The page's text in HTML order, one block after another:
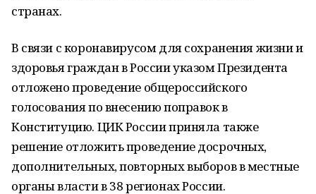
странах.
В связи с коронавирусом для сохранения жизни и
здоровья граждан в России указом Президента
отложено проведение общероссийского
голосования по внесению поправок в
Конституцию. ЦИК России приняла также
решение отложить проведение досрочных,
дополнительных, повторных выборов в местные
органы власти в 38 регионах России.